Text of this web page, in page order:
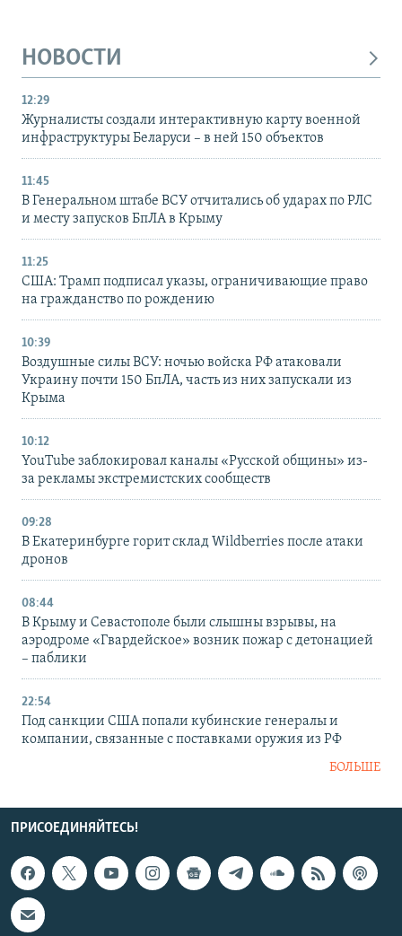
НОВОСТИ
12:29
Журналисты создали интерактивную карту военной
инфраструктуры Беларуси – в ней 150 объектов
11:45
В Генеральном штабе ВСУ отчитались об ударах по РЛС
и месту запусков БпЛА в Крыму
11:25
США: Трамп подписал указы, ограничивающие право
на гражданство по рождению
10:39
Воздушные силы ВСУ: ночью войска РФ атаковали
Украину почти 150 БпЛА, часть из них запускали из
Крыма
10:12
YouTube заблокировал каналы «Русской общины» из-
за рекламы экстремистских сообществ
09:28
В Екатеринбурге горит склад Wildberries после атаки
дронов
08:44
В Крыму и Севастополе были слышны взрывы, на
аэродроме «Гвардейское» возник пожар с детонацией
– паблики
22:54
Под санкции США попали кубинские генералы и
компании, связанные с поставками оружия из РФ
БОЛЬШЕ
ПРИСОЕДИНЯЙТЕСЬ!